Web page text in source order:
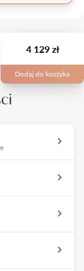
Opis
4 129 zł
Dodaj do koszyka